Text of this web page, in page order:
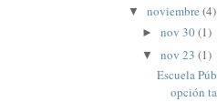
▼ noviembre (4)
►nov 30(1)
▼nov 23(1)
Escuela
opción